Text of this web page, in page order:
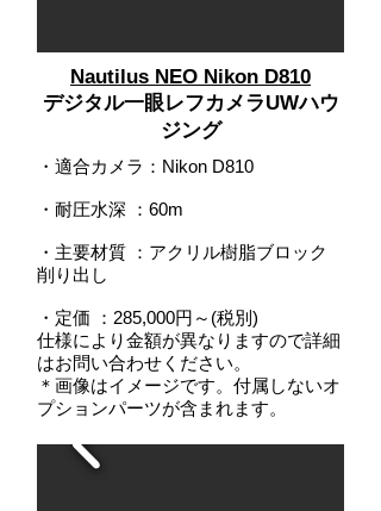
Nautilus NEO Nikon D810
デジタル一眼レフカメラUWハウ
ジング
・適合カメラ：Nikon D810
・耐圧水深 ： 60m
・主要材質 ：アクリル樹脂ブロック
削り出し
・定価 ：285,000円～(税別)
仕様により金額が異なりますので詳細
はお問い合わせください。
＊画像はイメージです。付属しないオ
プションパーツが含まれます。